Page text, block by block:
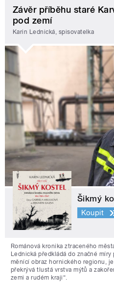
Závěr příběhu staré
pod zemí
Karin Lednická, spisovatelka
Šikmý
Koupit
Románová kronika ztraceného
Lednická předkládá do značné
měnící obraz hornického regionu,
překrývá tlustá vrstva mýtů a
zemi a rudém kraji“.